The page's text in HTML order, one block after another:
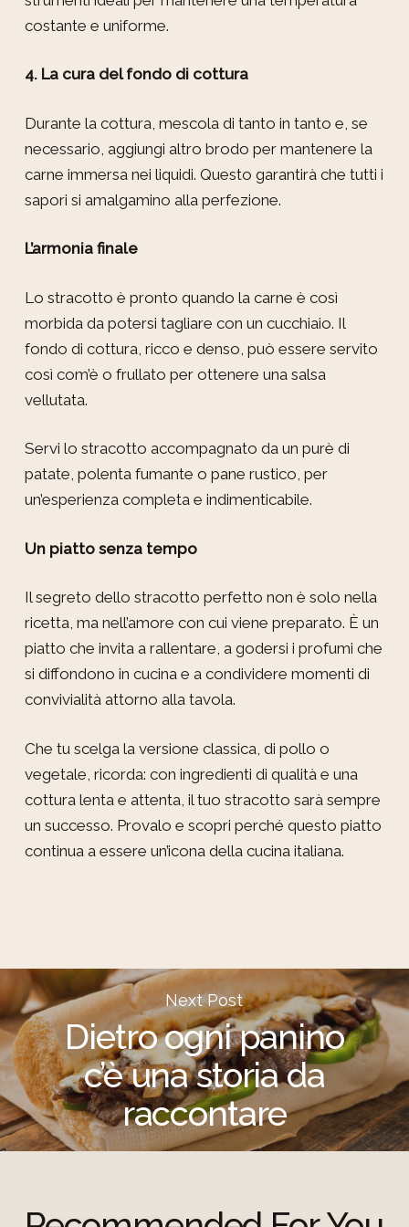
costante e uniforme.
4. La cura del fondo di cottura
Durante la cottura, mescola di tanto in tanto e, se
necessario, aggiungi altro brodo per mantenere la
carne immersa nei liquidi. Questo garantirà che tutti i
sapori si amalgamino alla perfezione.
L’armonia finale
Lo stracotto è pronto quando la carne è così
morbida da potersi tagliare con un cucchiaio. Il
fondo di cottura, ricco e denso, può essere servito
così com’è o frullato per ottenere una salsa
vellutata.
Servi lo stracotto accompagnato da un purè di
patate, polenta fumante o pane rustico, per
un’esperienza completa e indimenticabile.
Un piatto senza tempo
Il segreto dello stracotto perfetto non è solo nella
ricetta, ma nell’amore con cui viene preparato. È un
piatto che invita a rallentare, a godersi i profumi che
si diffondono in cucina e a condividere momenti di
convivialità attorno alla tavola.
Che tu scelga la versione classica, di pollo o
vegetale, ricorda: con ingredienti di qualità e una
cottura lenta e attenta, il tuo stracotto sarà sempre
un successo. Provalo e scopri perché questo piatto
continua a essere un’icona della cucina italiana.
Next Post
Dietro ogni panino
c’è una storia da
raccontare